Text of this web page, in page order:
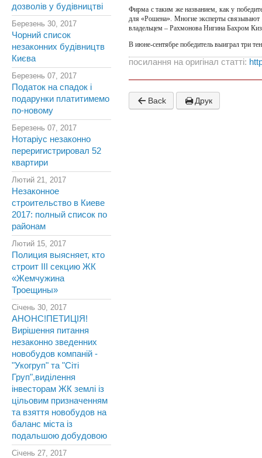
дозволів у будівництві
Березень 30, 2017
Чорний список
незаконних будівництв
Києва
Березень 07, 2017
Податок на спадок і
подарунки платитимемо
по-новому
Березень 07, 2017
Нотаріус незаконно
переригистрировал 52
квартири
Лютий 21, 2017
Незаконное
строительство в Киеве
2017: полный список по
районам
Лютий 15, 2017
Полиция выясняет, кто
строит III секцию ЖК
«Жемчужина
Троещины»
Січень 30, 2017
АНОНС!ПЕТИЦІЯ!
Вирішення питання
незаконно зведенних
новобудов компаній -
"Укогруп" та "Сіті
Груп",виділення
інвесторам ЖК землі із
цільовим призначенням
та взяття новобудов на
баланс міста із
подальшою добудовою
Січень 27, 2017
Фирма с таким же названием, как у
для «Рошена». Многие эксперты
владельцем – Рахмонова Нигина Бахром
В июне-сентябре победитель выиграл три
посилання на оригінал статті:
Back Друк